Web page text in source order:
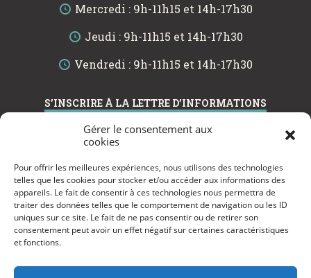
Gérer le consentement aux
cookies
Pour offrir les meilleures expériences, nous utilisons des technologies
telles que les cookies pour stocker et/ou accéder aux informations des
appareils. Le fait de consentir à ces technologies nous permettra de
traiter des données telles que le comportement de navigation ou les ID
uniques sur ce site. Le fait de ne pas consentir ou de retirer son
consentement peut avoir un effet négatif sur certaines caractéristiques
et fonctions.
Mercredi : 9h-11h15 et 14h-17h30
Jeudi : 9h-11h15 et 14h-17h30
Vendredi : 9h-11h15 et 14h-17h30
S’INSCRIRE À LA LETTRE D’INFORMATIONS
VALIDER
En renseignant votre adresse email, vous acceptez de recevoir
les communications du site de l’École de Musique et d’Art
Dramatique de Fréjus « Jacques Melzer » par courrier
électronique et vous prenez connaissance de notre
l’aide des liens de désinscription.